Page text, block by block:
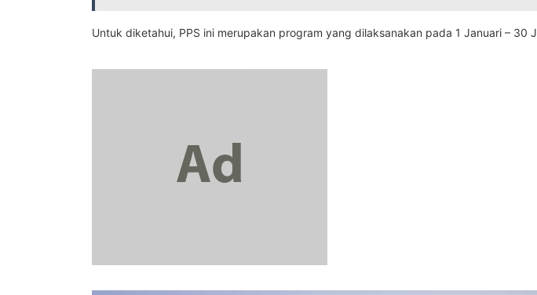
Untuk diketahui, PPS ini merupakan program yang dilaksanakan pada 1 Januari – 30